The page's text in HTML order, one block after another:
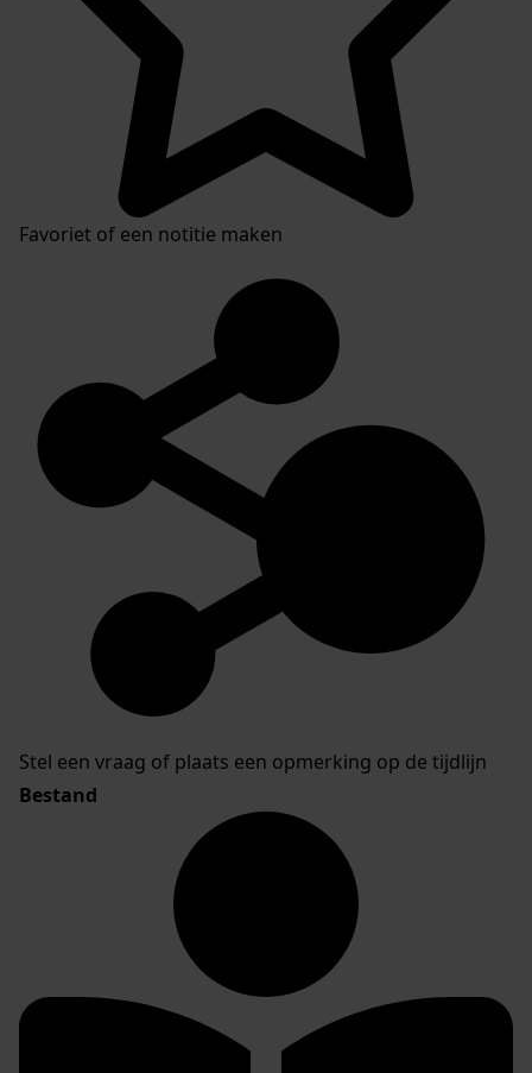
Favoriet of een notitie maken
Stel een vraag of plaats een opmerking op de tijdlijn
Bestand